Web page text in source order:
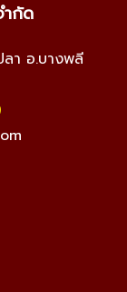
กัด
ลา อ.บางพลี